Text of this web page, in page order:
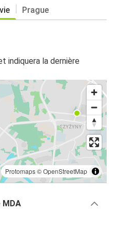
Prague
indiquera la dernière
Protomaps©OpenStreetMap
MDA